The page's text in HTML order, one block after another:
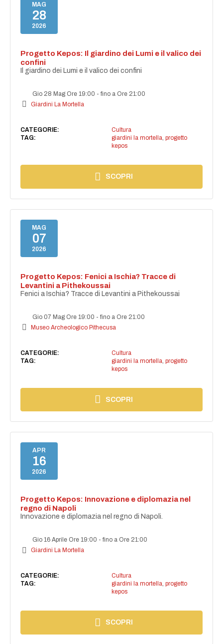
MAG
28
2026
Progetto Kepos: Il giardino dei Lumi e il valico dei
confini
Il giardino dei Lumi e il valico dei confini
Gio 28 Mag Ore 19:00 -fino a Ore 21:00
Giardini La Mortella
CATEGORIE:
Cultura
TAG:
giardini la mortella, progetto
kepos
SCOPRI
MAG
07
2026
Progetto Kepos: Fenici a Ischia? Tracce di
Levantini a Pithekoussai
Fenici a Ischia? Tracce di Levantini a Pithekoussai
Gio 07 Mag Ore 19:00 -fino a Ore 21:00
Museo Archeologico Pithecusa
CATEGORIE:
Cultura
TAG:
giardini la mortella progetto
kepos
SCOPRI
APR
16
2026
Progetto Kepos: Innovazione e diplomazia nel
regno di Napoli
Innovazione e diplomazia nel regno di Napoli.
Gio 16 Aprile Ore 19:00 -fino a Ore 21:00
Giardini La Mortella
CATEGORIE:
Cultura
TAG:
giardini la mortella, progetto
kepos
SCOPRI